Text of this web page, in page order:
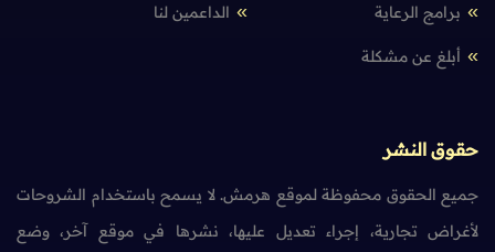
برامج الرعاية الداعمين لنا
أبلغ عن مشكلة
حقوق النشر
جميع الحقوق محفوظة لموقع هرمش. لا يسمح باستخدام الشروحات
لأغراض تجارية، إجراء تعديل عليها، نشرها في موقع آخر، وضع